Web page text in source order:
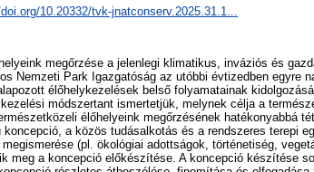
10.20332/tvk-jnatconserv.2025.31.1...
megőrzése a jelenlegi klimatikus, inváziós és
Nemzeti Park Igazgatóság az utóbbi évtizedben egyre
élőhelykezelések belső folyamatainak
módszertant ismertetjük, melynek célja a
élőhelyeink megőrzésének hatékonyabbá
a közös tudásalkotás és a rendszeres terepi
(pl. ökológiai adottságok, történetiség,
meg a koncepció előkészítése. A koncepció készítése